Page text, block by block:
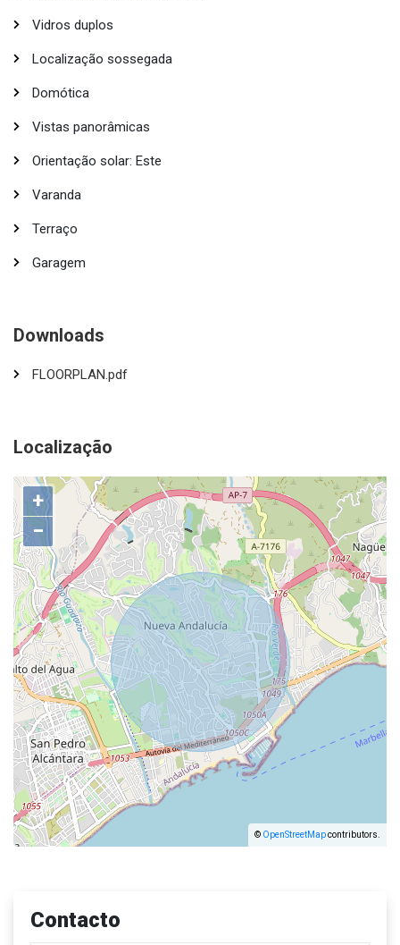
Vidros duplos
Localização sossegada
Domótica
Vistas panorâmicas
Orientação solar: Este
Varanda
Terraço
Garagem
Downloads
FLOORPLAN.pdf
Localização
+
−
© OpenStreetMapcontributors.
Contacto